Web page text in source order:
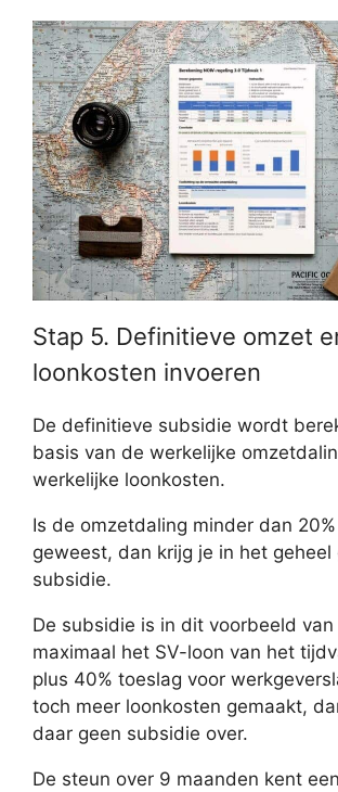
Stap 5. Definitieve omzet
loonkosten invoeren
De definitieve subsidie wordt
basis van de werkelijke
werkelijke loonkosten.
Is de omzetdaling minder dan
geweest, dan krijg je in het geheel
subsidie.
De subsidie is in dit voorbeeld van
maximaal het SV-loon van het
plus 40% toeslag voor
toch meer loonkosten gemaakt,
daar geen subsidie over.
De steun over 9 maanden kent